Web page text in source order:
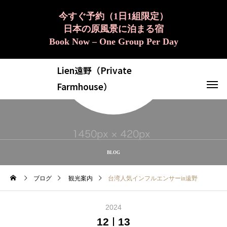
今すぐ予約（1日1組限定）
日本の原風景に泊まる宿
Book Now – One Group Per Day
Lien遠野（Private
Farmhouse）
BLOG
ブログ 観光案内 台湾人気インフルエンサーin遠野
2024
12 13